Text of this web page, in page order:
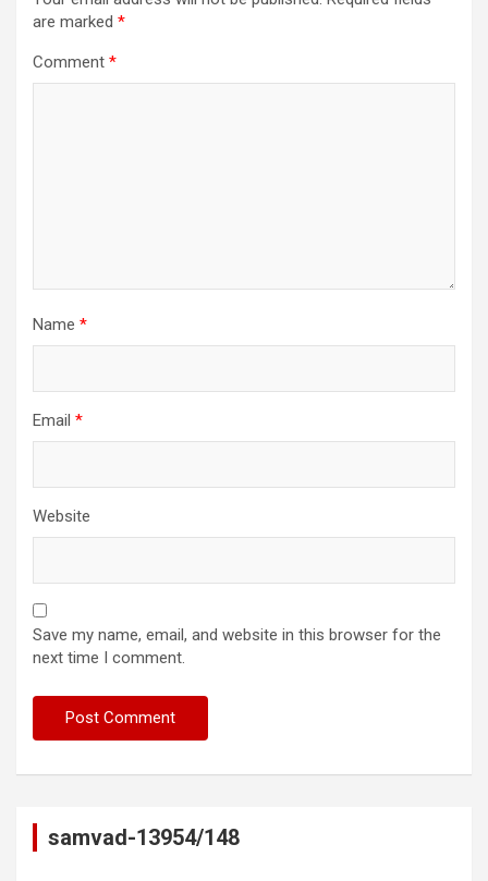
are marked *
Comment *
Name *
Email *
Website
Save my name, email, and website in this browser for the
next time I comment.
samvad-13954/148